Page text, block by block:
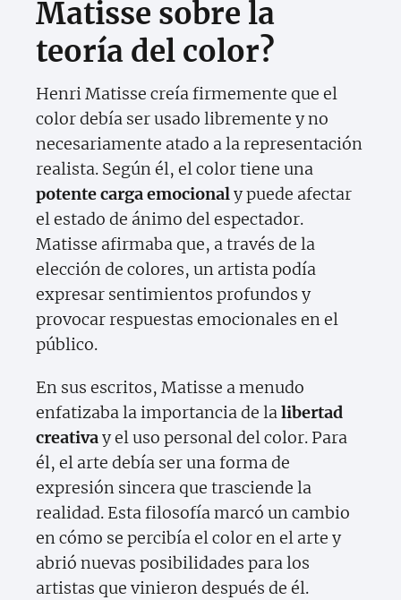
Matisse sobre la
teoría del color?
Henri Matisse creía firmemente que el
color debía ser usado libremente y no
necesariamente atado a la representación
realista. Según él, el color tiene una
potente carga emocionaly puede afectar
el estado de ánimo del espectador.
Matisse afirmaba que, a través de la
elección de colores, un artista podía
expresar sentimientos profundos y
provocar respuestas emocionales en el
público.
En sus escritos, Matisse a menudo
enfatizaba la importancia de lalibertad
creativay el uso personal del color. Para
él, el arte debía ser una forma de
expresión sincera que trasciende la
realidad. Esta filosofía marcó un cambio
en cómo se percibía el color en el arte y
abrió nuevas posibilidades para los
artistas que vinieron después de él.